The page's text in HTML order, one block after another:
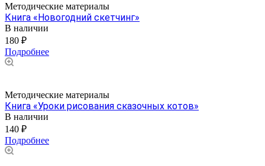
Методические материалы
Книга «Новогодний скетчинг»
В наличии
180 ₽
Подробнее
Методические материалы
Книга «Уроки рисования сказочных котов»
В наличии
140 ₽
Подробнее